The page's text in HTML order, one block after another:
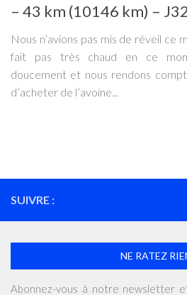
– 43 km (10146 km) –
Nous n’avions pas mis de réveil ce
fait pas très chaud en ce
doucement et nous rendons
d’acheter de l’avoine...
SUIVRE :
NE RATEZ
Abonnez-vous à notre newsletter